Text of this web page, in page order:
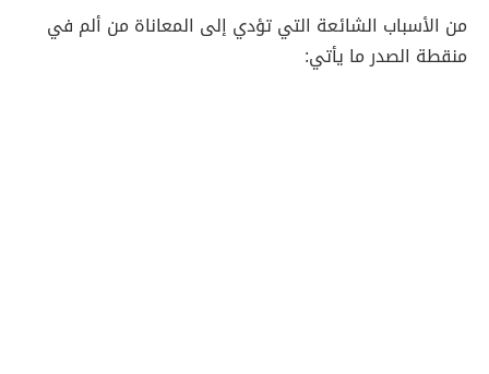
من الأسباب الشائعة التي تؤدي إلى المعاناة من ألم في
منقطة الصدر ما يأتي: